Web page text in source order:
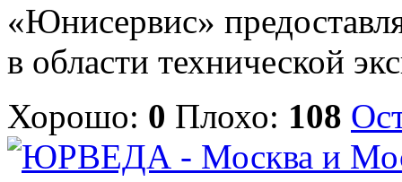
«Юнисервис»
в области технической
Хорошо: 0 Плохо: 108